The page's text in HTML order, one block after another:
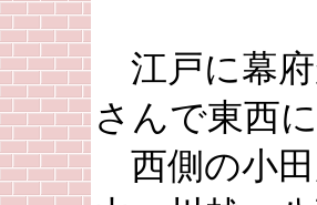
江戸に幕府
さんで東西
西側の小